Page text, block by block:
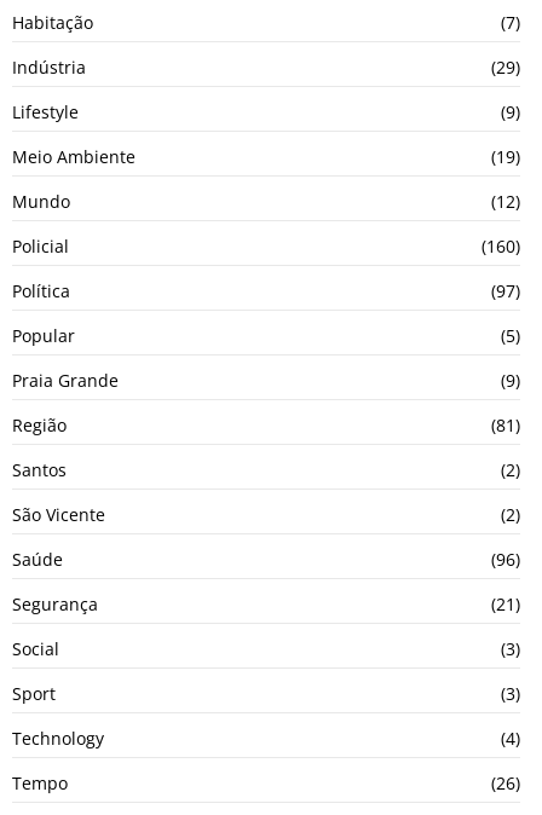
Habitação
(7)
Indústria
(29)
Lifestyle
(9)
Meio Ambiente
(19)
Mundo
(12)
Policial
(160)
Política
(97)
Popular
(5)
Praia Grande
(9)
Região
(81)
Santos
(2)
São Vicente
(2)
Saúde
(96)
Segurança
(21)
Social
(3)
Sport
(3)
Technology
(4)
Tempo
(26)